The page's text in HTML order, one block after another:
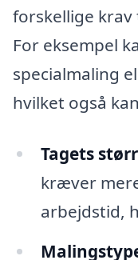
forskellige
For eksempel
specialmaling
hvilket også
Tagets
kræver
arbejdstid,